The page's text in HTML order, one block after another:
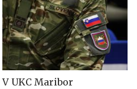
V UKC Maribor